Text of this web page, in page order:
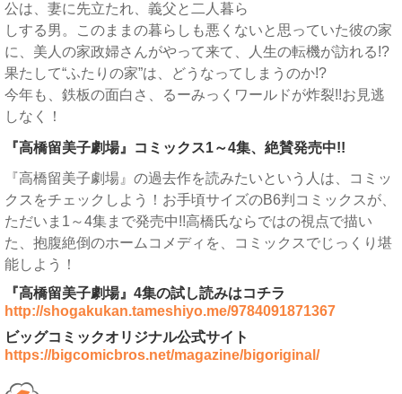
公は、妻に先立たれ、義父と二人暮ら
しする男。このままの暮らしも悪くないと思っていた彼の家
に、美人の家政婦さんがやって来て、人生の転機が訪れる!?
果たして“ふたりの家”は、どうなってしまうのか!?
今年も、鉄板の面白さ、るーみっくワールドが炸裂!!お見逃
しなく！
『高橋留美子劇場』コミックス1～4集、絶賛発売中!!
『高橋留美子劇場』の過去作を読みたいという人は、コミッ
クスをチェックしよう！お手頃サイズのB6判コミックスが、
ただいま1～4集まで発売中!!高橋氏ならではの視点で描い
た、抱腹絶倒のホームコメディを、コミックスでじっくり堪
能しよう！
『高橋留美子劇場』4集の試し読みはコチラ
http://shogakukan.tameshiyo.me/9784091871367
ビッグコミックオリジナル公式サイト
https://bigcomicbros.net/magazine/bigoriginal/